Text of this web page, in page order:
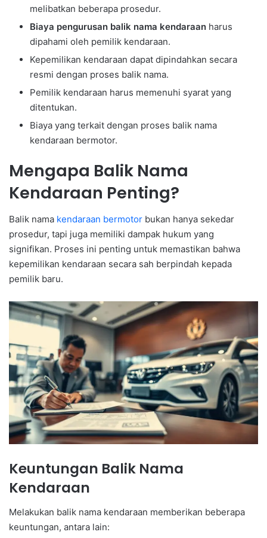
melibatkan beberapa prosedur.
Biaya pengurusan balik nama kendaraan harus
dipahami oleh pemilik kendaraan.
Kepemilikan kendaraan dapat dipindahkan secara
resmi dengan proses balik nama.
Pemilik kendaraan harus memenuhi syarat yang
ditentukan.
Biaya yang terkait dengan proses balik nama
kendaraan bermotor.
Mengapa Balik Nama
Kendaraan Penting?
Balik nama kendaraan bermotor bukan hanya sekedar
prosedur, tapi juga memiliki dampak hukum yang
signifikan. Proses ini penting untuk memastikan bahwa
kepemilikan kendaraan secara sah berpindah kepada
pemilik baru.
Keuntungan Balik Nama
Kendaraan
Melakukan balik nama kendaraan memberikan beberapa
keuntungan, antara lain: